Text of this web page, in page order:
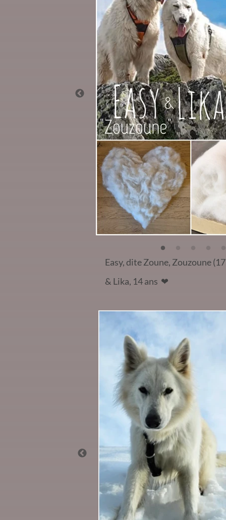
Easy, dite Zoune, Zouzoune
& Lika, 14 ans ❤